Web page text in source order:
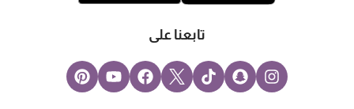
تابعنا على